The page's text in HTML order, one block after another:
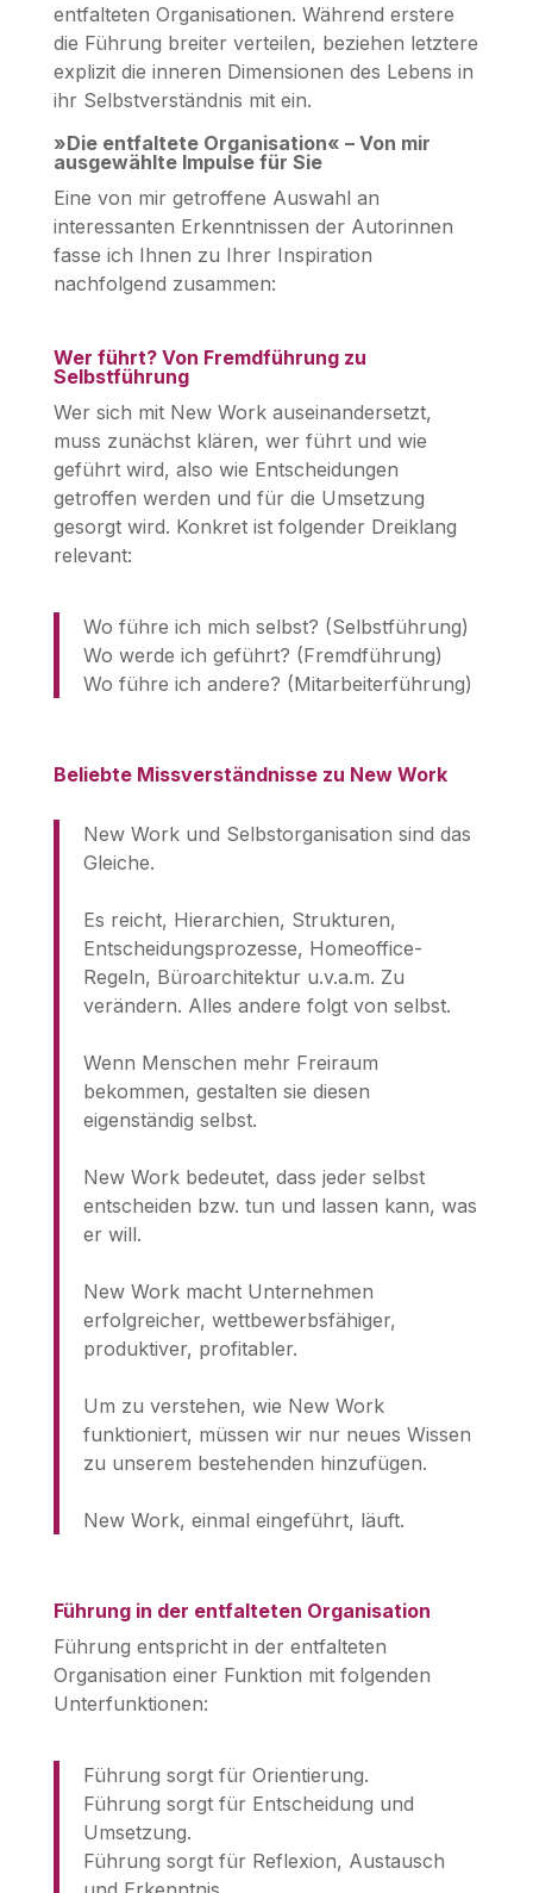
entfalteten Organisationen. Während erstere
die Führung breiter verteilen, beziehen letztere
explizit die inneren Dimensionen des Lebens in
ihr Selbstverständnis mit ein.
»Die entfaltete Organisation« – Von mir
ausgewählte Impulse für Sie
Eine von mir getroffene Auswahl an
interessanten Erkenntnissen der Autorinnen
fasse ich Ihnen zu Ihrer Inspiration
nachfolgend zusammen:
Wer führt? Von Fremdführung zu
Selbstführung
Wer sich mit New Work auseinandersetzt,
muss zunächst klären, wer führt und wie
geführt wird, also wie Entscheidungen
getroffen werden und für die Umsetzung
gesorgt wird. Konkret ist folgender Dreiklang
relevant:
Wo führe ich mich selbst? (Selbstführung)
Wo werde ich geführt? (Fremdführung)
Wo führe ich andere? (Mitarbeiterführung)
Beliebte Missverständnisse zu New Work
New Work und Selbstorganisation sind das
Gleiche.
Es reicht, Hierarchien, Strukturen,
Entscheidungsprozesse, Homeoffice-
Regeln, Büroarchitektur u.v.a.m. Zu
verändern. Alles andere folgt von selbst.
Wenn Menschen mehr Freiraum
bekommen, gestalten sie diesen
eigenständig selbst.
New Work bedeutet, dass jeder selbst
entscheiden bzw. tun und lassen kann, was
er will.
New Work macht Unternehmen
erfolgreicher, wettbewerbsfähiger,
produktiver, profitabler.
Um zu verstehen, wie New Work
funktioniert, müssen wir nur neues Wissen
zu unserem bestehenden hinzufügen.
New Work, einmal eingeführt, läuft.
Führung in der entfalteten Organisation
Führung entspricht in der entfalteten
Organisation einer Funktion mit folgenden
Unterfunktionen:
Führung sorgt für Orientierung.
Führung sorgt für Entscheidung und
Umsetzung.
Führung sorgt für Reflexion, Austausch